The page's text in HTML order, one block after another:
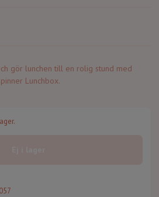
gör lunchen till en rolig stund med
Lunchbox.